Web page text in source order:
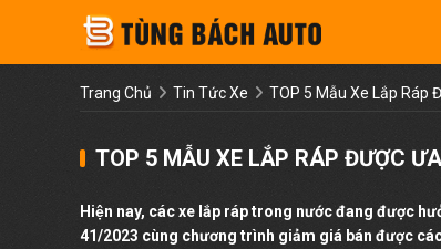
Trang Chủ Tin Tức Xe TOP 5 Mẫu Xe Lắp Ráp
TOP 5 MẪU XE LẮP RÁP ĐƯỢC
Hiện nay, các xe lắp ráp trong nước đang được
41/2023 cùng chương trình giảm giá bán được